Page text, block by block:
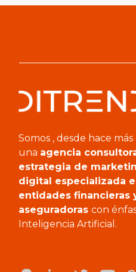
Somos , desde hace más
una agencia
estrategia de
digital especializada
entidades financieras
aseguradorascon
Inteligencia Artificial.